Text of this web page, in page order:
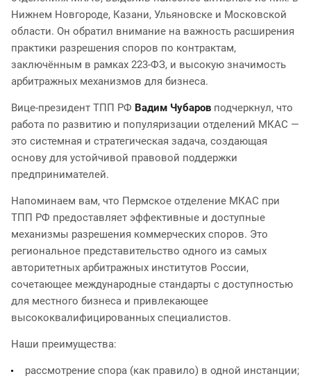
Нижнем Новгороде, Казани, Ульяновске и Московской
области. Он обратил внимание на важность расширения
практики разрешения споров по контрактам,
заключённым в рамках 223-ФЗ, и высокую значимость
арбитражных механизмов для бизнеса.
Вице-президент ТПП РФ Вадим Чубаров подчеркнул, что
работа по развитию и популяризации отделений МКАС —
это системная и стратегическая задача, создающая
основу для устойчивой правовой поддержки
предпринимателей.
Напоминаем вам, что Пермское отделение МКАС при
ТПП РФ предоставляет эффективные и доступные
механизмы разрешения коммерческих споров. Это
региональное представительство одного из самых
авторитетных арбитражных институтов России,
сочетающее международные стандарты с доступностью
для местного бизнеса и привлекающее
высококвалифицированных специалистов.
Наши преимущества:
рассмотрение спора (как правило) в одной инстанции;